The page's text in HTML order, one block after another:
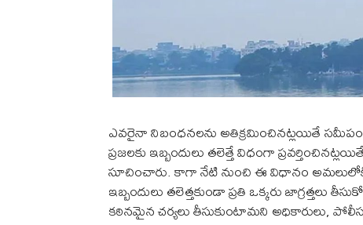
ఎవరైనా నిబంధనలను అతిక్రమించినట్లయితే
ప్రజలకు ఇబ్బందులు తలెత్తే విధంగా
సూచించారు. కాగా నేటి నుంచి ఈ విధానం అమలులోకి
ఇబ్బందులు తలెత్తకుండా ప్రతి ఒక్కరు
కఠినమైన చర్యలు తీసుకుంటామని అధికారులు,